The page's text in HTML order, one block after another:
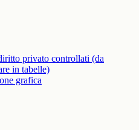
privato controllati (da
in tabelle)
grafica